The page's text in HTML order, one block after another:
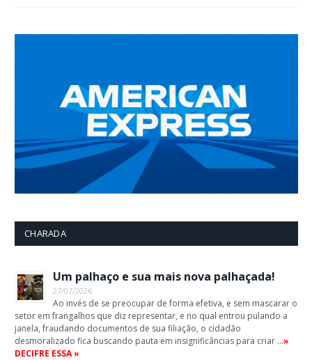
CHARADA
Um palhaço e sua mais nova palhaçada!
27/07/2026
Ao invés de se preocupar de forma efetiva, e sem mascarar o
setor em frangalhos que diz representar, e no qual entrou pulando a
janela, fraudando documentos de sua filiação, o cidadão
desmoralizado fica buscando pauta em insignificâncias para criar …»
DECIFRE ESSA »